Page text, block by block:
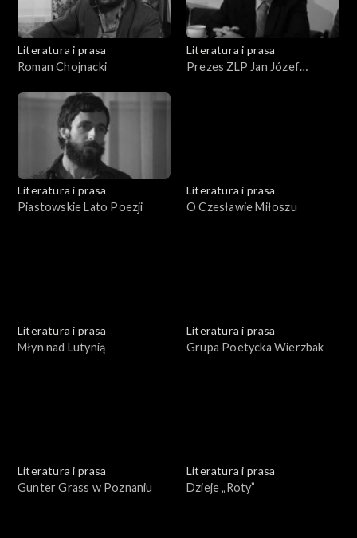
Literatura i prasa
Roman Chojnacki
Literatura i prasa
Prezes ZLP Jan Józef
Literatura i prasa
Piastowskie Lato Poezji
Literatura i prasa
O Czesławie Miłoszu
Literatura i prasa
Młyn nad Lutynią
Literatura i prasa
Grupa Poetycka Wierzbak
Literatura i prasa
Gunter Grass w Poznaniu
Literatura i prasa
Dzieje „Roty”